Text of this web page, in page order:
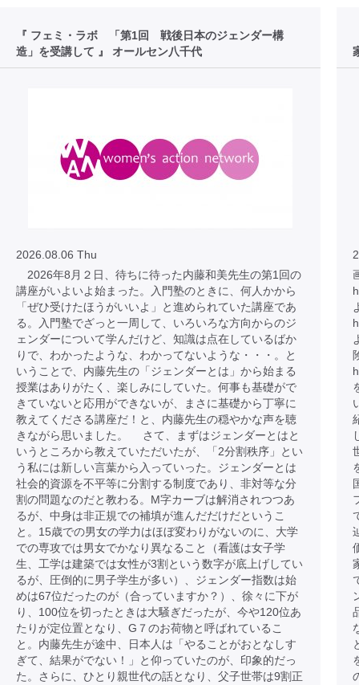
『 フェミ・ラボ 「第1回 戦後日本のジェンダー構
造」を受講して 』 オールセン八千代
2026.08.06 Thu
2026年8月２日、待ちに待った内藤和美先生の第1回の
講座がいよいよ始まった。入門塾のときに、何人かから
「ぜひ受けたほうがいいよ」と進められていた講座であ
る。入門塾でざっと一周して、いろいろな方向からのジ
ェンダーについて学んだけど、知識は点在しているばか
りで、わかったような、わかってないような・・・。と
いうことで、内藤先生の「ジェンダーとは」から始まる
授業はありがたく、楽しみにしていた。何事も基礎がで
きていないと応用ができないが、まさに基礎から丁寧に
教えてくださる講座だ！と、内藤先生の穏やかな声を聴
きながら思いました。 さて、まずはジェンダーとはと
いうところから教えていただいたが、「2分割秩序」とい
う私には新しい言葉から入っていった。ジェンダーとは
社会的資源を不平等に分割する制度であり、非対等な分
割の問題なのだと教わる。M字カーブは解消されつつあ
るが、中身は非正規での補填が進んだだけだというこ
と。15歳での男女の学力はほぼ変わりがないのに、大学
での専攻では男女でかなり異なること（看護は女子学
生、工学は建築では女性が3割という数字が底上げしてい
るが、圧倒的に男子学生が多い）、ジェンダー指数は始
めは67位だったのが（合っていますか？）、徐々に下が
り、100位を切ったときは大騒ぎだったが、今や120位あ
たりが定位置となり、G７のお荷物と呼ばれているこ
と。内藤先生が途中、日本人は「やることがおとなしす
ぎて、結果がでない！」と仰っていたのが、印象的だっ
た。さらに、ひとり親世代の話となり、父子世帯は9割正